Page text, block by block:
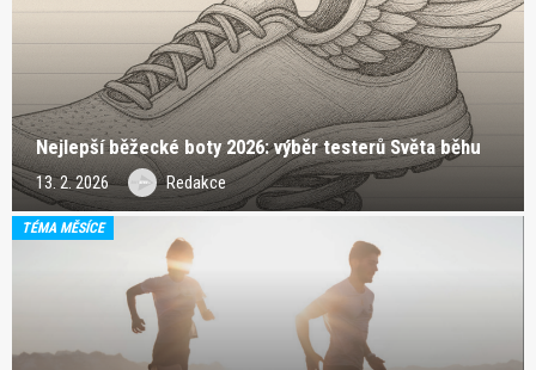
Nejlepší běžecké boty 2026: výběr testerů Světa běhu
13. 2. 2026 Redakce
TÉMA MĚSÍCE